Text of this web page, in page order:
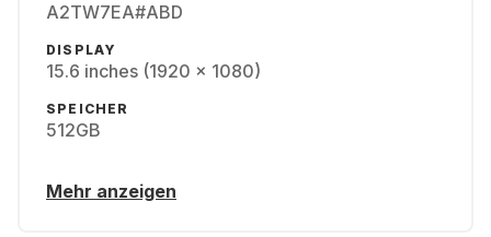
A2TW7EA#ABD
DISPLAY
15.6 inches (1920 x 1080)
SPEICHER
512GB
Mehr anzeigen